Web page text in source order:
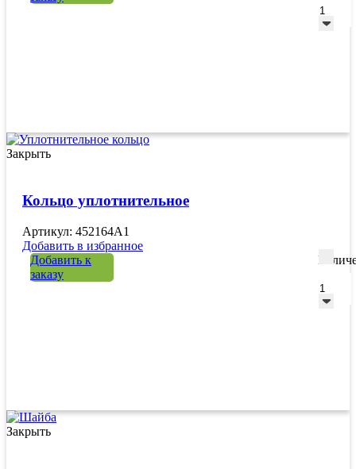
Закрыть
Кольцо уплотнительное
Артикул: 452164A1
Добавить в избранное
Добавить к
заказу
Закрыть